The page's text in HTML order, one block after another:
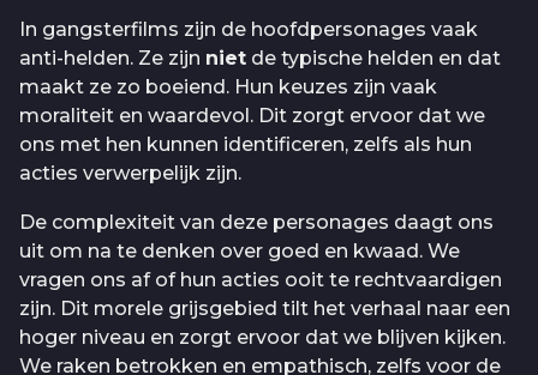
In gangsterfilms zijn de hoofdpersonages vaak
anti-helden. Ze zijn niet de typische helden en dat
maakt ze zo boeiend. Hun keuzes zijn vaak
moraliteit en waardevol. Dit zorgt ervoor dat we
ons met hen kunnen identificeren, zelfs als hun
acties verwerpelijk zijn.
De complexiteit van deze personages daagt ons
uit om na te denken over goed en kwaad. We
vragen ons af of hun acties ooit te rechtvaardigen
zijn. Dit morele grijsgebied tilt het verhaal naar een
hoger niveau en zorgt ervoor dat we blijven kijken.
We raken betrokken en empathisch, zelfs voor de